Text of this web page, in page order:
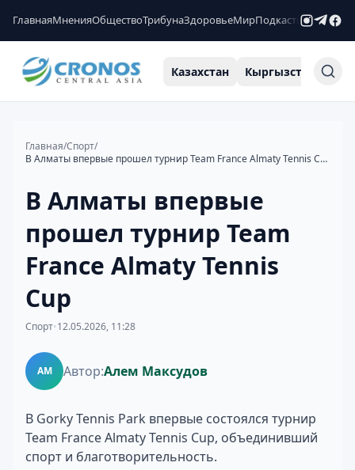
ГлавнаяМненияОбществоТрибунаЗдоровьеМирПодкастыРейтинги
Казахстан Кыргызстан
Главная/Спорт/
В Алматы впервые прошел турнир Team France Almaty Tennis Cup
В Алматы впервые
прошел турнир Team
France Almaty Tennis
Cup
Спорт•12.05.2026, 11:28
АМ Автор:Алем Максудов
В Gorky Tennis Park впервые состоялся турнир
Team France Almaty Tennis Cup, объединивший
спорт и благотворительность.